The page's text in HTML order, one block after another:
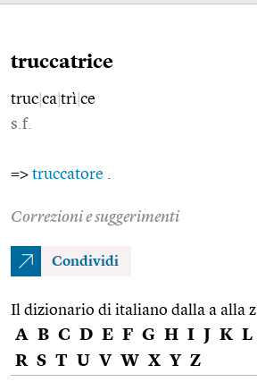
truccatrice
truc ca trì ce
s.f.
=> truccatore
Correzioni e suggerimenti
Condividi
Il dizionario di italiano dalla a alla z
A B C D E F G H I J K L
R S T U V W X Y Z